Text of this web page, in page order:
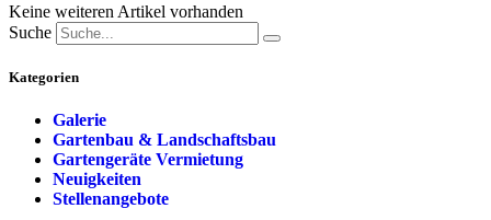
Keine weiteren Artikel vorhanden
Suche
Kategorien
Galerie
Gartenbau & Landschaftsbau
Gartengeräte Vermietung
Neuigkeiten
Stellenangebote